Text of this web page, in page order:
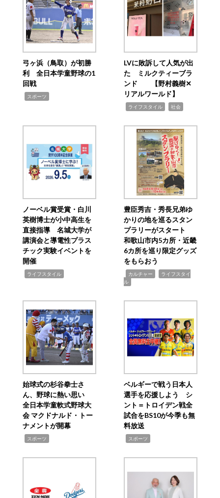
弓ヶ浜（鳥取）が初勝
利 全日本学童野球の1
回戦
スポーツ
LVに敗訴して人気が出
た ミルクティーブラ
ンド 【野村義樹✕
リアルワールド】
ライフスタイル 社会
ノーベル賞受賞・白川
英樹博士が小中高生を
直接指導 名城大学が
講演会と導電性プラス
チック実験イベントを
開催
ライフスタイル
豊臣秀吉・秀長兄弟ゆ
かりの地を巡るスタン
プラリーがスタート
和歌山市内5カ所・近畿
6カ所を巡り限定グッズ
をもらおう
カルチャー
ライフスタイ
ル
始球式の杉谷拳士さ
ん、野球に熱い思い
全日本学童軟式野球大
会 マクドナルド・トー
ナメントが開幕
スポーツ
ベルギーで戦う日本人
選手を応援しよう シ
ント＝トロイデン戦全
試合をBS10が今季も無
料放送
スポーツ